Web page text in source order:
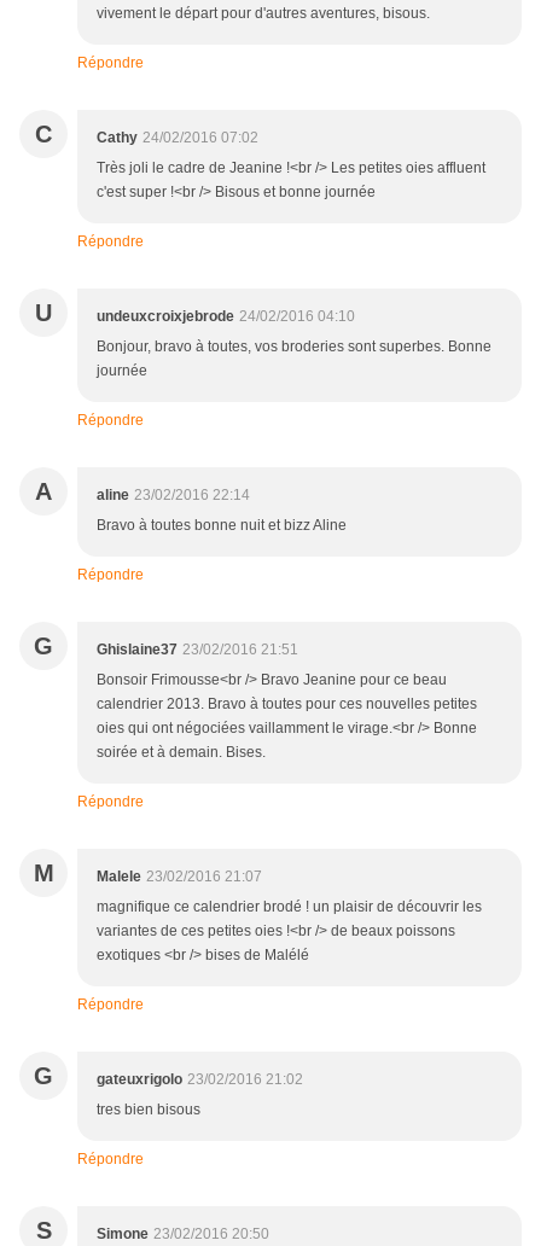
vivement le départ pour d'autres aventures, bisous.
Répondre
C Cathy 24/02/2016 07:02
Très joli le cadre de Jeanine !<br /> Les petites oies affluent
c'est super !<br /> Bisous et bonne journée
Répondre
U undeuxcroixjebrode 24/02/2016 04:10
Bonjour, bravo à toutes, vos broderies sont superbes. Bonne
journée
Répondre
A aline 23/02/2016 22:14
Bravo à toutes bonne nuit et bizz Aline
Répondre
G Ghislaine37 23/02/2016 21:51
Bonsoir Frimousse<br /> Bravo Jeanine pour ce beau
calendrier 2013. Bravo à toutes pour ces nouvelles petites
oies qui ont négociées vaillamment le virage.<br /> Bonne
soirée et à demain. Bises.
Répondre
M Malele 23/02/2016 21:07
magnifique ce calendrier brodé ! un plaisir de découvrir les
variantes de ces petites oies !<br /> de beaux poissons
exotiques <br /> bises de Malélé
Répondre
G gateuxrigolo 23/02/2016 21:02
tres bien bisous
Répondre
S Simone 23/02/2016 20:50